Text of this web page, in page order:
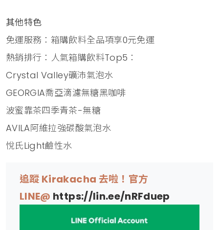
其他特色
免運服務：箱購飲料全品項享0元免運
熱銷排行：人氣箱購飲料Top5：
Crystal Valley礦沛氣泡水
GEORGIA喬亞滴濾無糖黑咖啡
波蜜靠茶四季青茶-無糖
AVILA阿維拉強碳酸氣泡水
悅氏Light鹼性水
追蹤 Kirakacha 去啦！官方
LINE@ https://lin.ee/nRFduep